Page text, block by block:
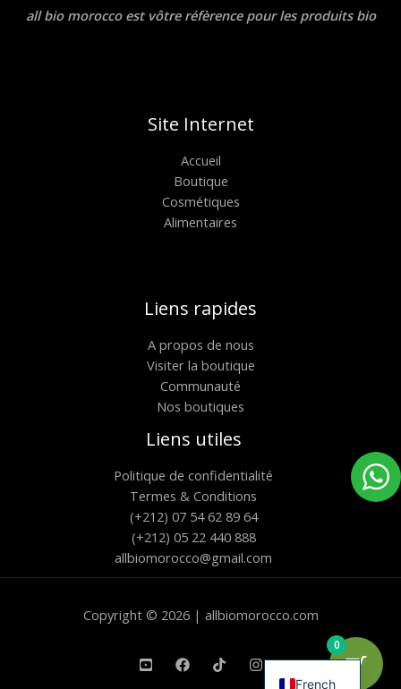
all bio morocco est vôtre réfèrence pour les produits bio
Site Internet
Accueil
Boutique
Cosmétiques
Alimentaires
Liens rapides
A propos de nous
Visiter la boutique
Communauté
Nos boutiques
Liens utiles
Politique de confidentialité
Termes & Conditions
(+212) 07 54 62 89 64
(+212) 05 22 440 888
allbiomorocco@gmail.com
Copyright © 2026 | allbiomorocco.com
0
French
English